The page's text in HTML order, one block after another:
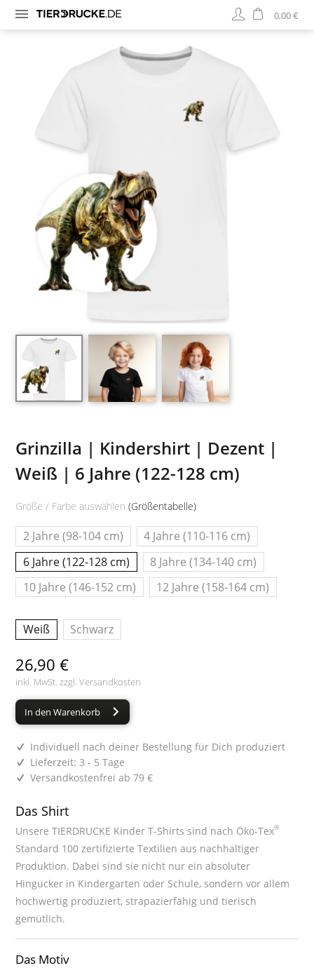
0,00 €
Grinzilla | Kindershirt | Dezent |
Weiß | 6 Jahre (122-128 cm)
Größe / Farbe auswählen(Größentabelle)
2 Jahre (98-104 cm)
4 Jahre (110-116 cm)
6 Jahre (122-128 cm)
8 Jahre (134-140 cm)
10 Jahre (146-152 cm)
12 Jahre (158-164 cm)
Weiß Schwarz
26,90 €
inkl. MwSt. zzgl.Versandkosten
In den Warenkorb
Individuell nach deiner Bestellung für Dich produziert
Lieferzeit: 3 - 5 Tage
Versandkostenfrei ab 79 €
Das Shirt
Unsere TIERDRUCKE Kinder T-Shirts sind nach Öko-Tex®
Standard 100 zertifizierte Textilien aus nachhaltiger
Produktion. Dabei sind sie nicht nur ein absoluter
Hingucker in Kindergarten oder Schule, sondern vor allem
hochwertig produziert, strapazierfähig und tierisch
gemütlich.
Das Motiv